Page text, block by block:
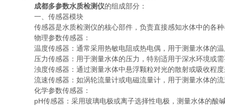
成都多参数水质检测仪的组成部分：
一、传感器模块
传感器是水质检测仪的核心部件，负责直接感知水体中的各种
物理参数传感器：
温度传感器：通常采用热敏电阻或热电偶，用于测量水体的温
压力传感器：用于测量水体的压力，特别适用于深水环境或需
浊度传感器：通过测量水体中悬浮颗粒对光的散射或吸收程度
流速传感器：如涡轮流量计或电磁流量计，用于测量水体的流
化学参数传感器：
pH传感器：采用玻璃电极或离子选择性电极，测量水体的酸